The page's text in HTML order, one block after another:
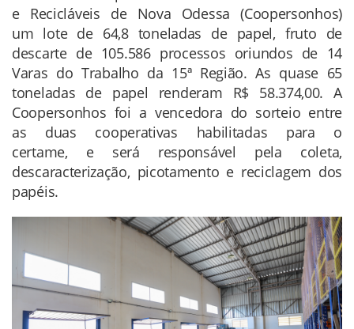
Notícia
e Recicláveis de Nova Odessa (Coopersonhos)
um lote de 64,8 toneladas de papel, fruto de
descarte de 105.586 processos oriundos de 14
Varas do Trabalho da 15ª Região. As quase 65
toneladas de papel renderam R$ 58.374,00. A
Coopersonhos foi a vencedora do sorteio entre
as duas cooperativas habilitadas para o
certame, e será responsável pela coleta,
descaracterização, picotamento e reciclagem dos
papéis.